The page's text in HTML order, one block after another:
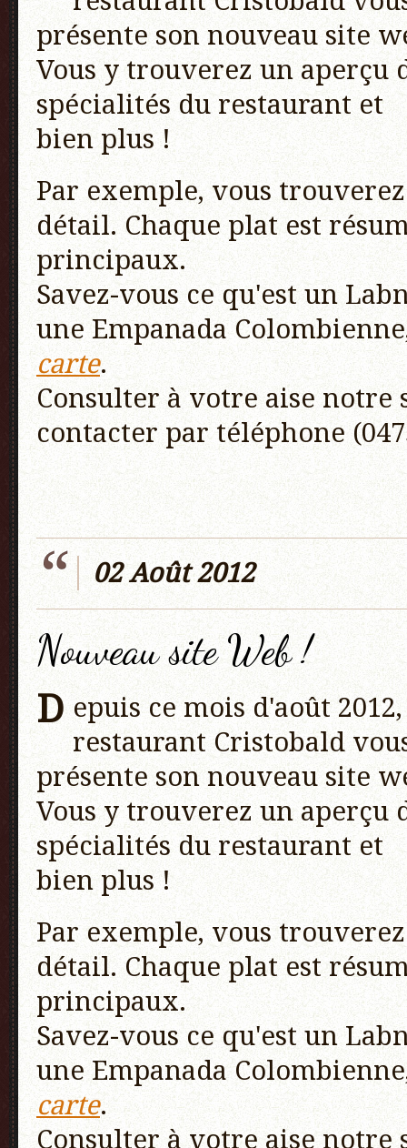
présente son nouveau site
Vous y trouverez un aperçu
spécialités du restaurant et
bien plus !
Par exemple, vous
détail. Chaque plat est
principaux.
Savez-vous ce qu'est un
une Empanada
carte.
Consulter à votre aise notre
contacter par téléphone
02 Août 2012
Nouveau site Web !
D epuis ce mois d'août
restaurant Cristobald
présente son nouveau site
Vous y trouverez un aperçu
spécialités du restaurant et
bien plus !
Par exemple, vous
détail. Chaque plat est
principaux.
Savez-vous ce qu'est un
une Empanada
carte.
Consulter à votre aise notre